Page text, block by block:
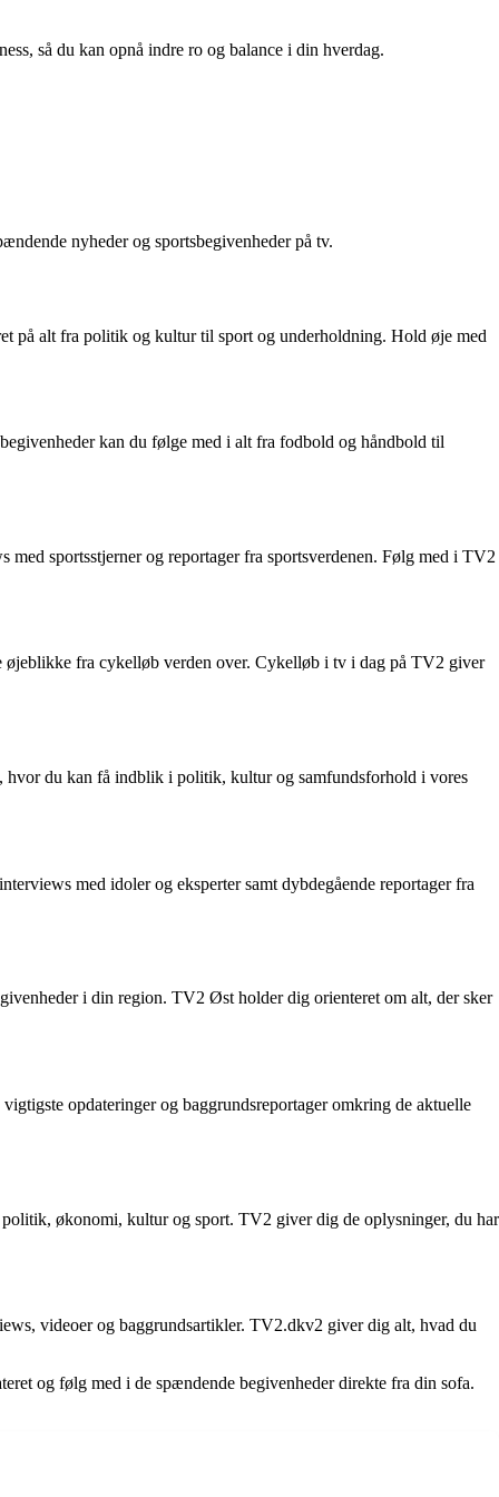
så du kan opnå indre ro og balance i din hverdag.
nyheder og sportsbegivenheder på tv.
på alt fra politik og kultur til sport og underholdning. Hold øje med
kan du følge med i alt fra fodbold og håndbold til
sportsstjerner og reportager fra sportsverdenen. Følg med i TV2
øjeblikke fra cykelløb verden over. Cykelløb i tv i dag på TV2 giver
hvor du kan få indblik i politik, kultur og samfundsforhold i vores
med idoler og eksperter samt dybdegående reportager fra
i din region. TV2 Øst holder dig orienteret om alt, der sker
opdateringer og baggrundsreportager omkring de aktuelle
økonomi, kultur og sport. TV2 giver dig de oplysninger, du har
videoer og baggrundsartikler. TV2.dkv2 giver dig alt, hvad du
og følg med i de spændende begivenheder direkte fra din sofa.